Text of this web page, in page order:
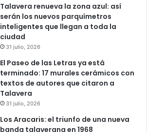
Talavera renueva la zona azul: así
serán los nuevos parquímetros
inteligentes que llegan a toda la
ciudad
31 julio, 2026
El Paseo de las Letras ya está
terminado: 17 murales cerámicos con
textos de autores que citaron a
Talavera
31 julio, 2026
Los Aracaris: el triunfo de una nueva
banda talaverana en 1968